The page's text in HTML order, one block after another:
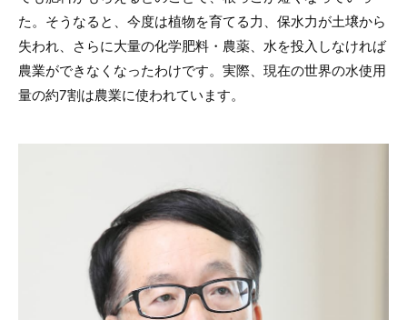
た。そうなると、今度は植物を育てる力、保水力が土壌から
失われ、さらに大量の化学肥料・農薬、水を投入しなければ
農業ができなくなったわけです。実際、現在の世界の水使用
量の約7割は農業に使われています。